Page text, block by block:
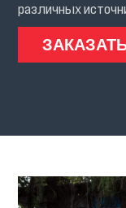
различных